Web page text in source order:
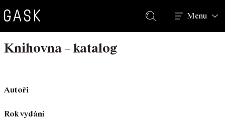
Hledat
Menu
Knihovna – katalog
Autoři
Rok vydání